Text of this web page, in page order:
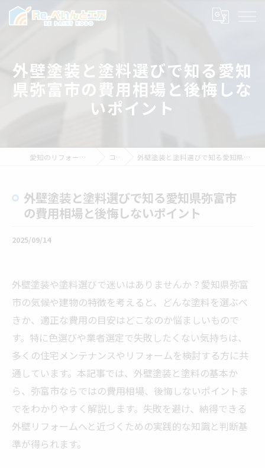
外壁塗装と塗料選びで知る愛知
県弥富市の費用相場と後悔しな
いポイント
愛知のリフォームならRe.ぺいんと工房 コラム 外壁塗装と塗料選びで知る愛知県弥富市の費用相場と後悔しないポイント
外壁塗装と塗料選びで知る愛知県弥富市
の費用相場と後悔しないポイント
2025/09/14
外壁塗装や塗料選びで迷いはありませんか？愛知県弥富
市の気候や建物の特徴を考えると、どんな塗料を選ぶべ
きか、適正な費用の目安はどこなのか悩ましいもので
す。特に色選びや業者選定で失敗したくない気持ちは、
多くの住宅メンテナンスやリフォームを検討する方に共
通しています。本記事では、外壁塗装と塗料の基本か
ら、弥富市ならではの費用相場、後悔しないポイントま
でをわかりやすく解説します。失敗を避け、納得できる
外壁リフォームへと近づくための実践的な知識と判断基
準が得られます。